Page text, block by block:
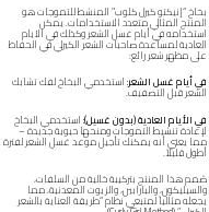
بخاخ “إنيكتو كيرل كلوب” المنشط للتموجات هو
المنتج المثالي متعدد الاستخدامات. يمكن
استخدامه في أيام غسل الشعر وكذلك في الأيام
العادية لمساعدة صاحبات الشعر الكيرلي في الحفاظ
على مظهر شعر رائع:
في أيام غسل الشعر:استخدمي البخاخ لفك تشابك
الشعر قبل التصفيف.
في الأيام العادية (بدون غسيل):استخدمي البخاخ
لإعادة تنشيط التموجات ومنحها حيوية جديدة –
مما يعني أنه يمكنك تأجيل موعد غسل الشعر لفترة
أطول قليلاً.
صُمم هذا المنتج بتركيبة خالية من السلفات،
والسيليكون، والبارابين، والزيوت المعدنية، مما
يجعله مثالياً لمتبعي نظام “طريقة العناية بالشعر